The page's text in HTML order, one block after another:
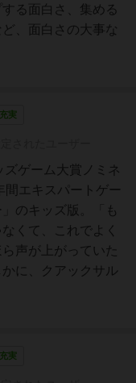
る面白さ、集める
、面白さの大事な
充実
ゲーム大賞ノミネ
間エキスパートゲー
のキッズ版。「も
くて、これでよく
声が上がっていた
に、クアックサル
充実